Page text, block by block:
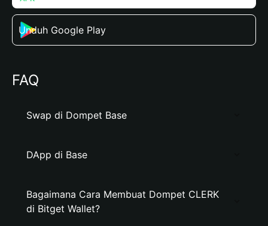
Unduh Google Play
FAQ
Swap di Dompet Base
DApp di Base
Bagaimana Cara Membuat Dompet CLERK
di Bitget Wallet?